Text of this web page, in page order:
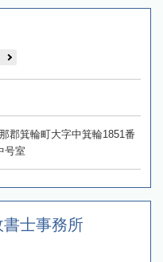
郡箕輪町大字中箕輪1851番
号室
士事務所